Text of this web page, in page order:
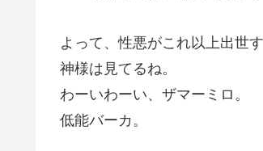
よって、性悪がこれ以上出世
神様は見てるね。
わーいわーい、ザマーミロ。
低能バーカ。